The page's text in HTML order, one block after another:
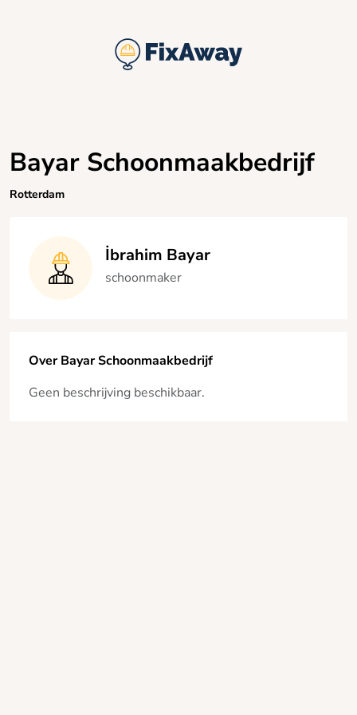
Bayar Schoonmaakbedrijf
Rotterdam
İbrahim Bayar
schoonmaker
Over Bayar Schoonmaakbedrijf
Geen beschrijving beschikbaar.